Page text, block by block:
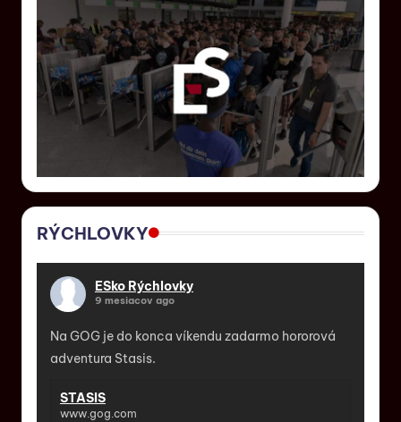
RÝCHLOVKY
ESko Rýchlovky
9 mesiacov ago
Na GOG je do konca víkendu zadarmo hororová
adventura Stasis.
STASIS
www.gog.com